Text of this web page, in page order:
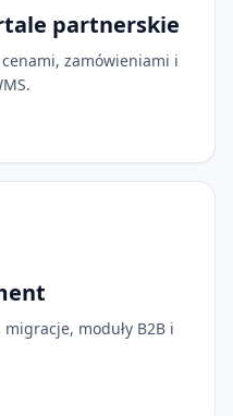
partnerskie
zamówieniami i
moduły B2B i